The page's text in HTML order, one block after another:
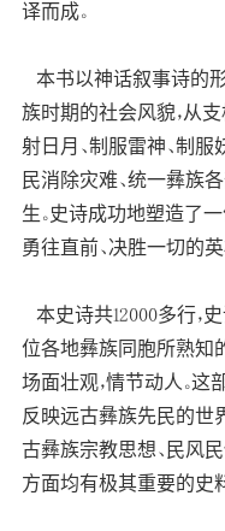
译而成。
本书以神话叙事诗的
族时期的社会风貌，从
射日月、制服雷神、制服
民消除灾难、统一彝族
生。史诗成功地塑造了一
勇往直前、决胜一切的英
本史诗共12000多行，
位各地彝族同胞所熟知
场面壮观，情节动人。
反映远古彝族先民的世
古彝族宗教思想、民风
方面均有极其重要的史